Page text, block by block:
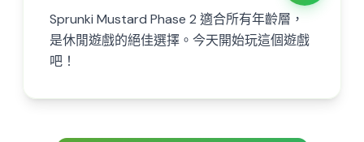
Sprunki Mustard Phase 2 適合所有年齡層，
是休閒遊戲的絕佳選擇。今天開始玩這個遊戲
吧！